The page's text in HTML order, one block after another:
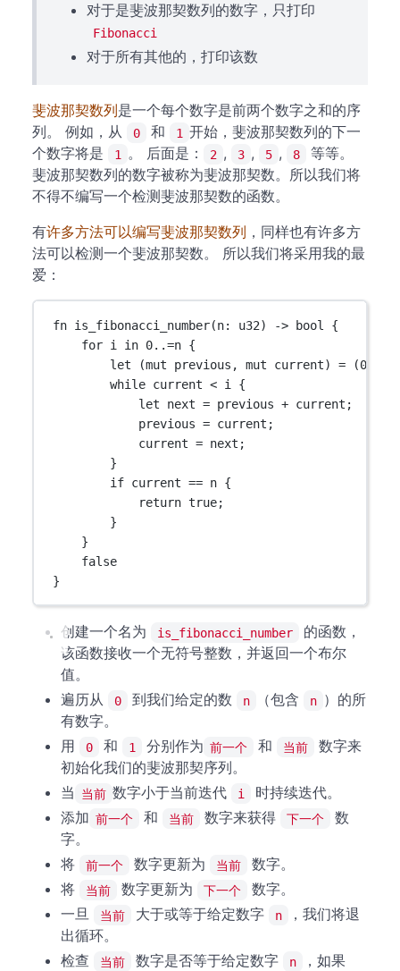
对于是斐波那契数列的数字，只打印
Fibonacci
对于所有其他的，打印该数
斐波那契数列是一个每个数字是前两个数字之和的序
列。 例如，从
0 和 1 开始，斐波那契数列的下一
个数字将是
1 。 后面是： 2 , 3 , 5 , 8
等等。
斐波那契数列的数字被称为斐波那契数。所以我们将
不得不编写一个检测斐波那契数的函数。
有许多方法可以编写斐波那契数列 ，同样也有许多方
法可以检测一个斐波那契数。 所以我们将采用我的最
爱：
fn is_fibonacci_number(n: u32) -> bool
{
for i in 0..=n {
let (mut previous, mut current) = (0
while current < i {
let next = previous + current;
previous = current;
current = next;
}
if current == n {
return true;
}
}
false
}
创建一个名为 is_fibonacci_number
的函数，
该函数接收一个无符号整数，并返回一个布尔
值。
遍历从
0 到我们给定的数 n （包含 n ）的所
有数字。
用
0 和 1 分别作为 前一个 和 当前
数字来
初始化我们的斐波那契序列。
当
当前 数字小于当前迭代 i
时持续迭代。
添加 前一个 和 当前 数字来获得 下一个
数
字。
将
前一个 数字更新为 当前
数字。
将
当前 数字更新为 下一个
数字。
一旦
当前 大于或等于给定数字 n
，我们将退
出循环。
检查
当前 数字是否等于给定数字 n
，如果